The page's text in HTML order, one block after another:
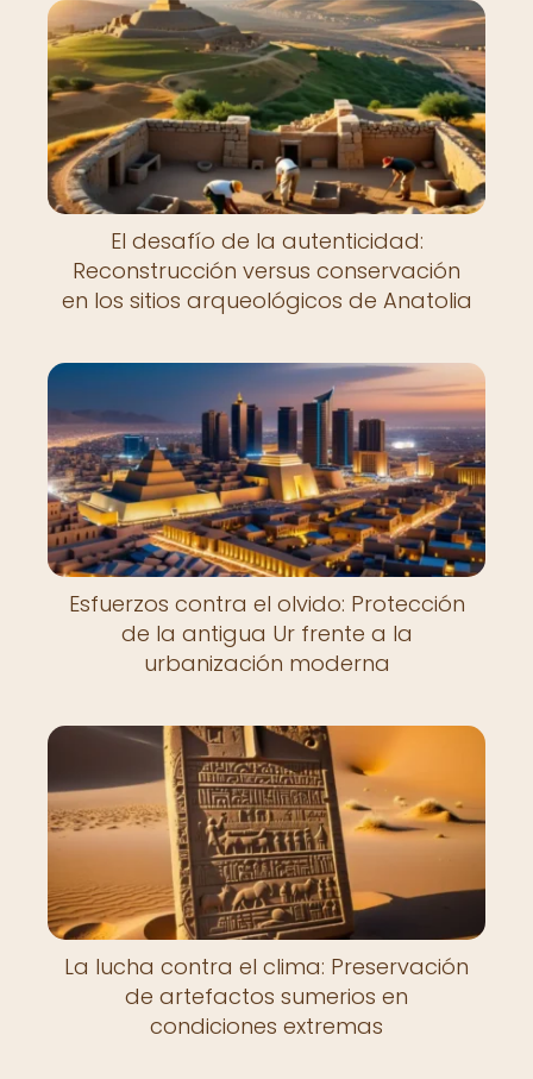
El desafío de la autenticidad:
Reconstrucción versus conservación
en los sitios arqueológicos de Anatolia
Esfuerzos contra el olvido: Protección
de la antigua Ur frente a la
urbanización moderna
La lucha contra el clima: Preservación
de artefactos sumerios en
condiciones extremas